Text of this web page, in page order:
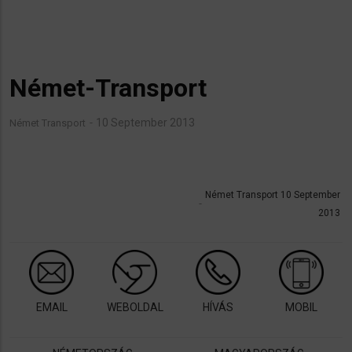
Német-Transport
Német Transport 10 September 2013
Német Transport 10 September
2013
EMAIL WEBOLDAL HÍVÁS MOBIL